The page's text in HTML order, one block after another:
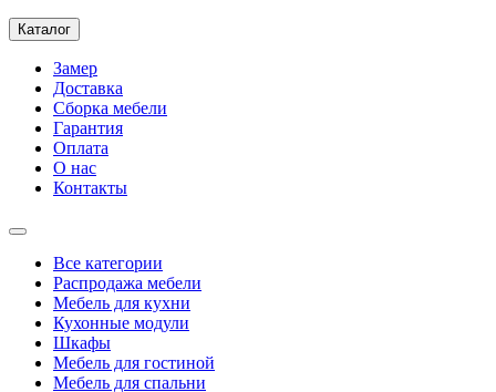
Каталог
Замер
Доставка
Сборка мебели
Гарантия
Оплата
О нас
Контакты
Все категории
Распродажа мебели
Мебель для кухни
Кухонные модули
Шкафы
Мебель для гостиной
Мебель для спальни